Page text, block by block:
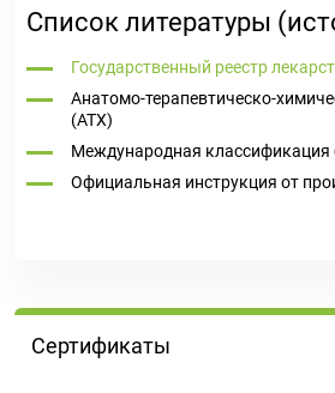
Список литературы
Государственный реестр
Анатомо-терапевтическо-
(ATX)
Международная
Официальная инструкция от
Сертификаты